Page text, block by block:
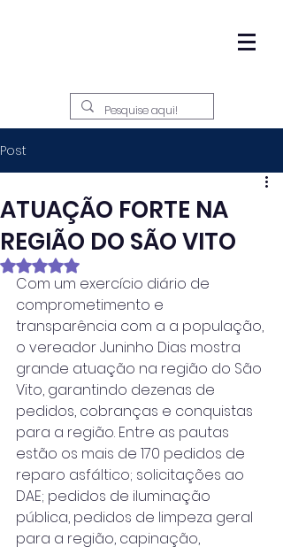
Post
ATUAÇÃO FORTE NA
REGIÃO DO SÃO VITO
Avaliado com NaN de 5 estrelas.
Com um exercício diário de
comprometimento e
transparência com a a população,
o vereador Juninho Dias mostra
grande atuação na região do São
Vito, garantindo dezenas de
pedidos, cobranças e conquistas
para a região. Entre as pautas
estão os mais de 170 pedidos de
reparo asfáltico; solicitações ao
DAE; pedidos de iluminação
pública, pedidos de limpeza geral
para a região, capinação,